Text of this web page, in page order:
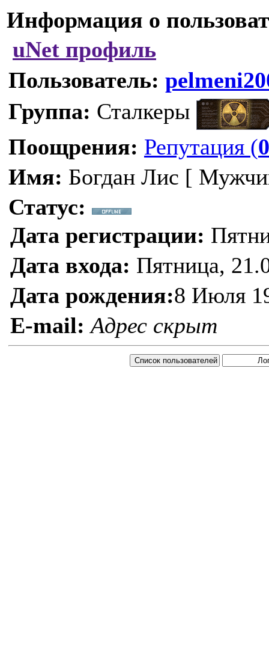
Информация о
uNet профиль
Пользователь:
Группа: Сталкеры
Поощрения: Репутация (0
Имя: Богдан Лис [
Статус:
Дата регистрации:
Дата входа: Пятница,
Дата рождения:8 Июля
E-mail: Адрес скрыт